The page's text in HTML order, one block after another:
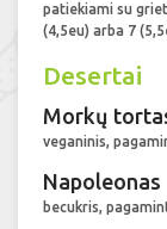
patiekiami su
(4,5eu) arba 7
Desertai
Morkų
veganinis,
Napoleonas
becukris,